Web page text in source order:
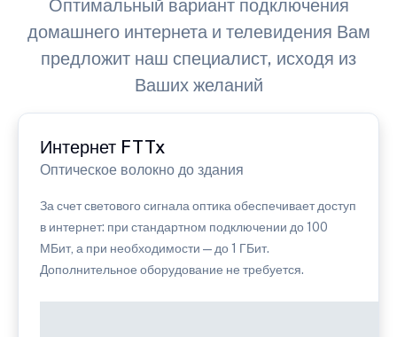
Оптимальный вариант подключения
домашнего интернета и телевидения Вам
предложит наш специалист, исходя из
Ваших желаний
Интернет FTTx
Оптическое волокно до здания
За счет светового сигнала оптика обеспечивает доступ
в интернет: при стандартном подключении до 100
МБит, а при необходимости — до 1 ГБит.
Дополнительное оборудование не требуется.